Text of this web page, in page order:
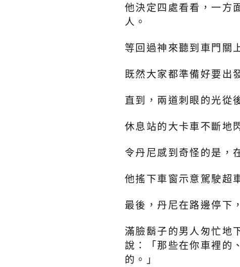
他決定四處看看，一方
人。
等回過神來聽到車門關
既然大家都準備好要出
直到，兩道刺眼的光從
休息站的大卡車不斷地
令丹尼感到奇怪的是，
他搖下車窗示意駕駛超
最後，丹尼在路邊停下
滿臉鬍子的男人匆忙地
說：「那些在你車裡的
的。」